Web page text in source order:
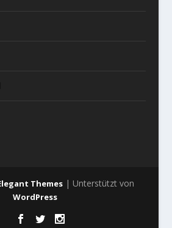
Themes| Unterstützt von
WordPress